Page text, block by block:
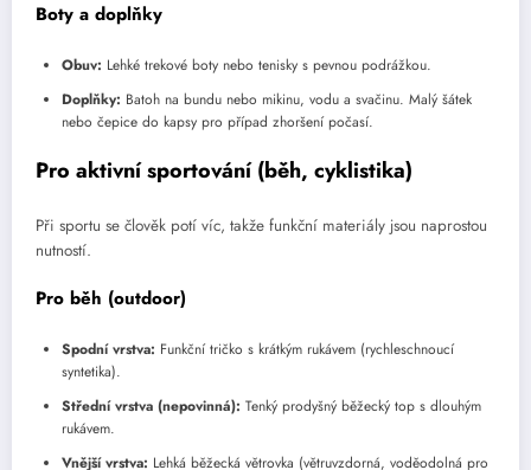
Boty a doplňky
Obuv: Lehké trekové boty nebo tenisky s pevnou podrážkou.
Doplňky: Batoh na bundu nebo mikinu, vodu a svačinu. Malý šátek
nebo čepice do kapsy pro případ zhoršení počasí.
Pro aktivní sportování (běh, cyklistika)
Při sportu se člověk potí víc, takže funkční materiály jsou naprostou
nutností.
Pro běh (outdoor)
Spodní vrstva: Funkční tričko s krátkým rukávem (rychleschnoucí
syntetika).
Střední vrstva (nepovinná): Tenký prodyšný běžecký top s dlouhým
rukávem.
Vnější vrstva: Lehká běžecká větrovka (větruvzdorná, voděodolná pro